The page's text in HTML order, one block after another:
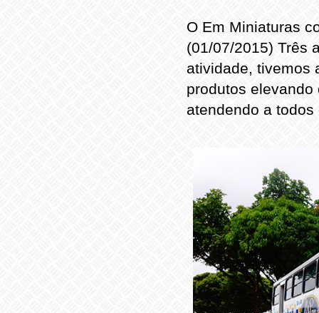
O Em Miniaturas
(01/07/2015) Três
atividade, tivemos
produtos
atendendo a